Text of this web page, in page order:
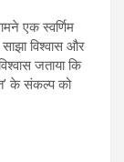
एक स्वर्णिम
विश्वास और
जताया कि
के संकल्प को